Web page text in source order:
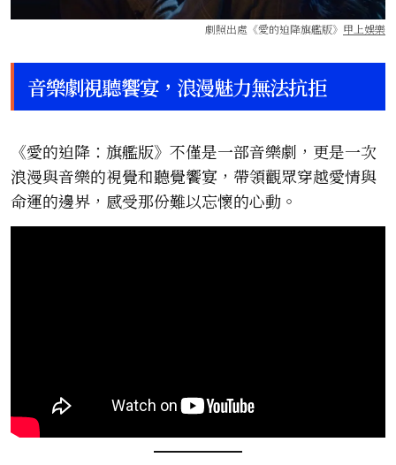
劇照出處《愛的迫降旗艦版》 甲上娛樂
音樂劇視聽饗宴，浪漫魅力無法抗拒
《愛的迫降：旗艦版》不僅是一部音樂劇，更是一次
浪漫與音樂的視覺和聽覺饗宴，帶領觀眾穿越愛情與
命運的邊界，感受那份難以忘懷的心動。